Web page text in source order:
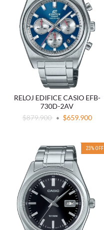
RELOJ EDIFICE CASIO EFB-
730D-2AV
$879.900
$659.900
23% OFF